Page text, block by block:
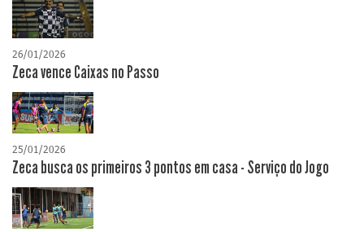
26/01/2026
Zeca vence Caixas no Passo
25/01/2026
Zeca busca os primeiros 3 pontos em casa - Serviço do Jogo